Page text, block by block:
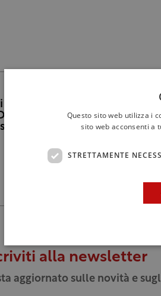
in pensione:
L’Arcole e
vinte
alla newsletter
aggiornato sulle novità e
Questo sito web utilizza i
sito web acconsenti a
STRETTAMENTE